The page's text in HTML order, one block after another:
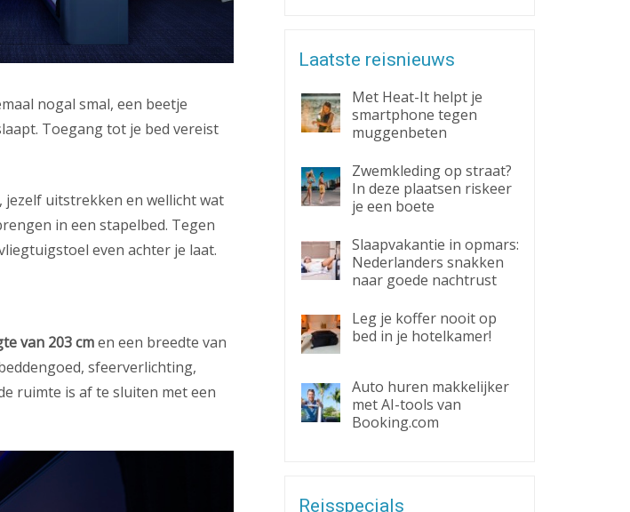
nogal smal, een beetje
Toegang tot je bed vereist
jezelf uitstrekken en wellicht wat
in een stapelbed. Tegen
even achter je laat.
van 203 cmen een breedte van
sfeerverlichting,
ruimte is af te sluiten met een
Laatste reisnieuws
Met Heat-It helpt je
smartphone tegen
muggenbeten
Zwemkleding op straat?
In deze plaatsen riskeer
je een boete
Slaapvakantie in opmars:
Nederlanders snakken
naar goede nachtrust
Leg je koffer nooit op
bed in je hotelkamer!
Auto huren makkelijker
met AI-tools van
Booking.com
Reisspecials